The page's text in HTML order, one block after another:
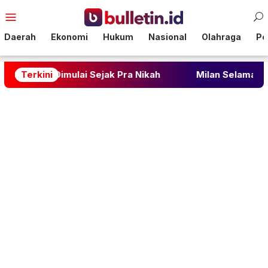
ke
Mobile
Daerah Ekonomi Hukum Nasional Olahraga
Terkini
Sejak Pra Nikah Milan Selamat di Menit